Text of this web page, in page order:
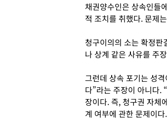
채권양수인은 상속인들
적 조치를 취했다. 문제
청구이의의 소는 확정판
나 상계 같은 사유를 주
그런데 상속 포기는 성
다”라는 주장이 아니다.
장이다. 즉, 청구권 자체
계 여부에 관한 문제이다.